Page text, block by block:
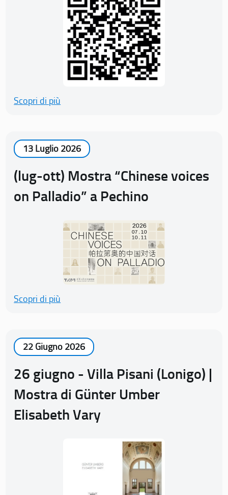
Scopri di più
13 Luglio 2026
(lug-ott) Mostra “Chinese voices
on Palladio” a Pechino
Scopri di più
22 Giugno 2026
26 giugno - Villa Pisani (Lonigo) |
Mostra di Günter Umber
Elisabeth Vary